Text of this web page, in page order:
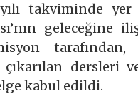
takviminde
geleceğine
tarafından,
dersleri
kabul edildi.